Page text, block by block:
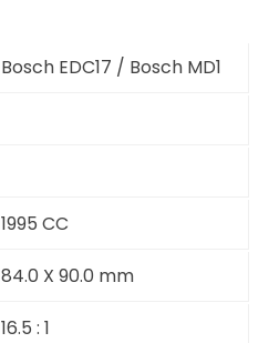
Bosch EDC17 / Bosch MD1
1995 CC
84.0 X 90.0 mm
16.5 : 1